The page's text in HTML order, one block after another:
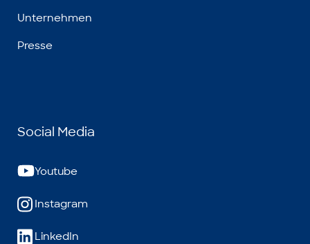
Unternehmen
Presse
Social Media
Youtube
Instagram
LinkedIn